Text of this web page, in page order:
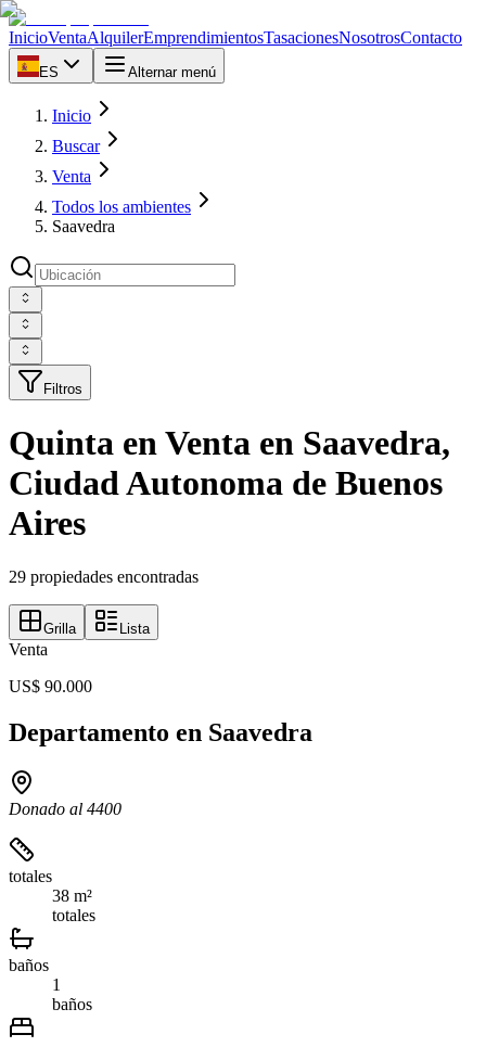
InicioVentaAlquilerEmprendimientosTasacionesNosotrosContacto
ES Alternar menú
Inicio
Buscar
Venta
Todos los ambientes
Saavedra
Filtros
Quinta en Venta en Saavedra,
Ciudad Autonoma de Buenos
Aires
29 propiedades encontradas
Grilla Lista
Venta
US$ 90.000
Departamento en Saavedra
Donado al 4400
totales
38 m²
totales
baños
1
baños